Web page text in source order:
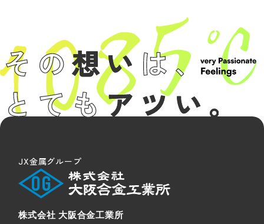
JX金属グループ
株式会社 大阪合金工業所